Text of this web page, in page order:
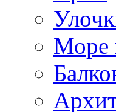
Море